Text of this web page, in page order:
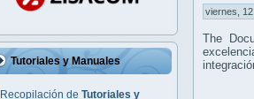
Tutoriales y Manuales
Recopilación de Tutoriales y
viernes,
The